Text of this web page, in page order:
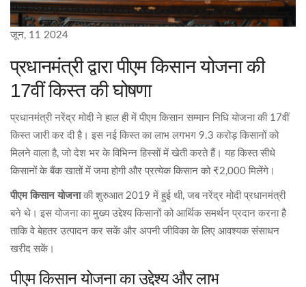
जून, 11 2024
प्रधानमंत्री द्वारा पीएम किसान योजना की
17वीं किस्त की घोषणा
प्रधानमंत्री नरेंद्र मोदी ने हाल ही में पीएम किसान सम्मान निधि योजना की 17वीं
किस्त जारी कर दी है। इस नई किस्त का लाभ लगभग 9.3 करोड़ किसानों को
मिलने वाला है, जो देश भर के विभिन्न हिस्सों में खेती करते हैं। यह किस्त सीधे
किसानों के बैंक खातों में जमा होगी और प्रत्येक किसान को ₹2,000 मिलेंगे।
पीएम किसान योजनाकी शुरुआत 2019 में हुई थी, जब नरेंद्र मोदी प्रधानमंत्री
बने थे। इस योजना का मुख्य उद्देश्य किसानों को आर्थिक समर्थन प्रदान करना है
ताकि वे बेहतर उत्पादन कर सकें और अपनी जीविका के लिए आवश्यक संसाधन
खरीद सकें।
पीएम किसान योजना का उद्देश्य और लाभ